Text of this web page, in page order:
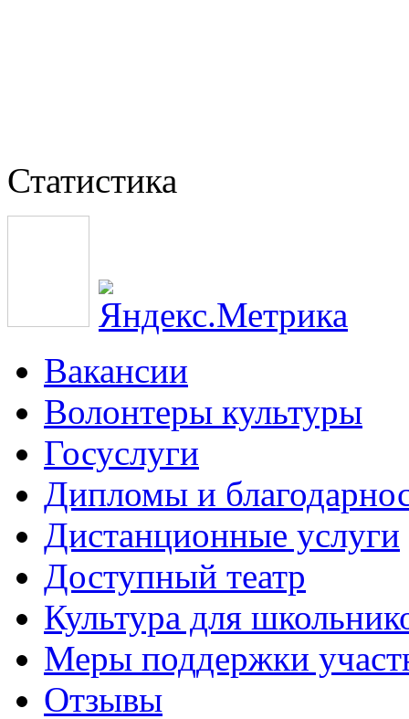
Статистика
Вакансии
Волонтеры культуры
Госуслуги
Дипломы и
Дистанционные услуги
Доступный театр
Культура для
Меры поддержки
Отзывы